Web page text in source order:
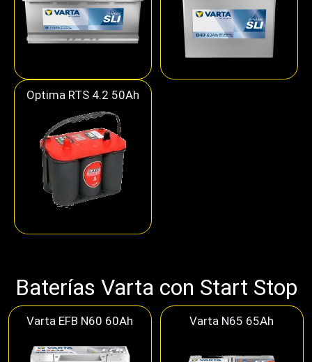
Optima RTS 4.2 50Ah
Baterías Varta con Start Stop
Varta EFB N60 60Ah Varta N65 65Ah